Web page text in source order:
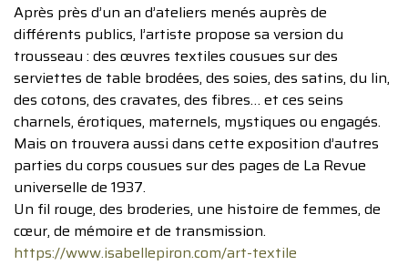
Après près d’un an d’ateliers menés auprès de
différents publics, l’artiste propose sa version du
trousseau : des œuvres textiles cousues sur des
serviettes de table brodées, des soies, des satins, du lin,
des cotons, des cravates, des fibres… et ces seins
charnels, érotiques, maternels, mystiques ou engagés.
Mais on trouvera aussi dans cette exposition d’autres
parties du corps cousues sur des pages de La Revue
universelle de 1937.
Un fil rouge, des broderies, une histoire de femmes, de
cœur, de mémoire et de transmission.
https://www.isabellepiron.com/art-textile